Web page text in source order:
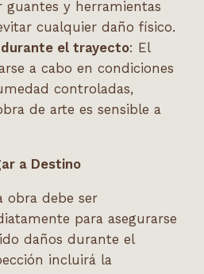
guantes y herramientas
cualquier daño físico.
durante el trayecto: El
a cabo en condiciones
controladas,
de arte es sensible a
a Destino
obra debe ser
para asegurarse
daños durante el
incluirá la